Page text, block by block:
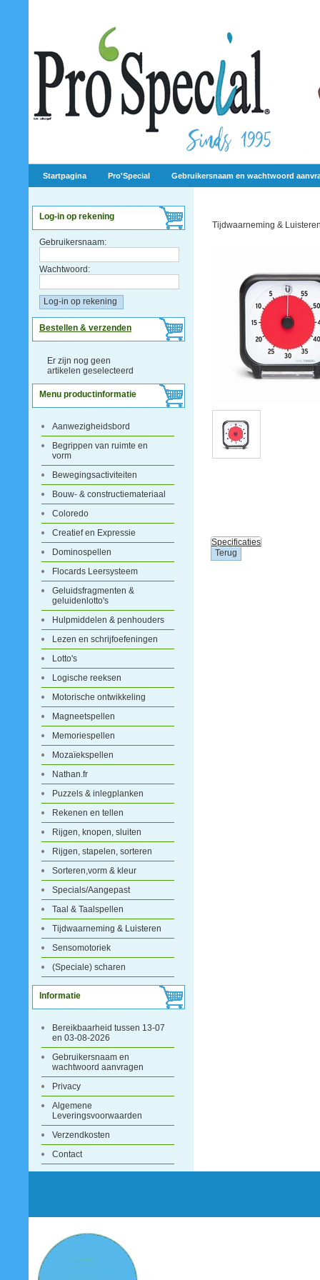
Startpagina Pro'Special Gebruikersnaam en wachtwoord
Log-in op rekening
Gebruikersnaam:
Wachtwoord:
Bestellen & verzenden
Er zijn nog geen
artikelen geselecteerd
Menu productinformatie
Aanwezigheidsbord
Begrippen van ruimte en
vorm
Bewegingsactiviteiten
Bouw- & constructiemateriaal
Coloredo
Creatief en Expressie
Dominospellen
Flocards Leersysteem
Geluidsfragmenten &
geluidenlotto's
Hulpmiddelen & penhouders
Lezen en schrijfoefeningen
Lotto's
Logische reeksen
Motorische ontwikkeling
Magneetspellen
Memoriespellen
Mozaïekspellen
Nathan.fr
Puzzels & inlegplanken
Rekenen en tellen
Rijgen, knopen, sluiten
Rijgen, stapelen, sorteren
Sorteren,vorm & kleur
Specials/Aangepast
Taal & Taalspellen
Tijdwaarneming & Luisteren
Sensomotoriek
(Speciale) scharen
Informatie
Bereikbaarheid tussen 13-07
en 03-08-2026
Gebruikersnaam en
wachtwoord aanvragen
Privacy
Algemene
Leveringsvoorwaarden
Verzendkosten
Contact
Tijdwaarneming &
Specificaties